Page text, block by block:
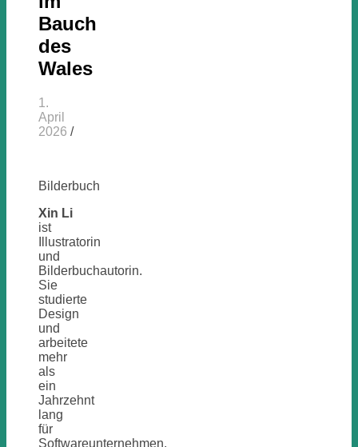
Bauch
des
Wales
1.
April
2026 /
Bilderbuch
Xin Li
ist
Illustratorin
und
Bilderbuchautorin.
Sie
studierte
Design
und
arbeitete
mehr
als
ein
Jahrzehnt
lang
für
Softwareunternehmen.